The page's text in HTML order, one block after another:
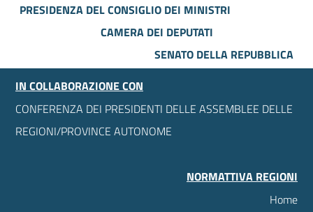
PRESIDENZA DEL CONSIGLIO DEI MINISTRI
CAMERA DEI DEPUTATI
SENATO DELLA REPUBBLICA
IN COLLABORAZIONE CON
CONFERENZA DEI PRESIDENTI DELLE ASSEMBLEE DELLE
REGIONI/PROVINCE AUTONOME
NORMATTIVA REGIONI
Home